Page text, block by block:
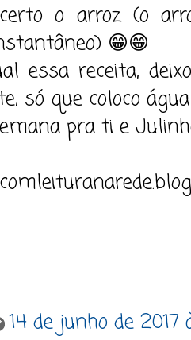
o arroz (o
😁😁
essa receita,
só que coloco
pra ti e
14 de junho de 2017